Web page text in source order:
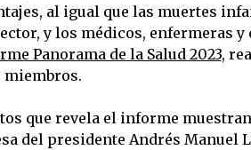
al igual que las muertes
y los médicos, enfermeras
Panorama de la Salud 2023,
miembros.
que revela el informe
del presidente Andrés Manuel